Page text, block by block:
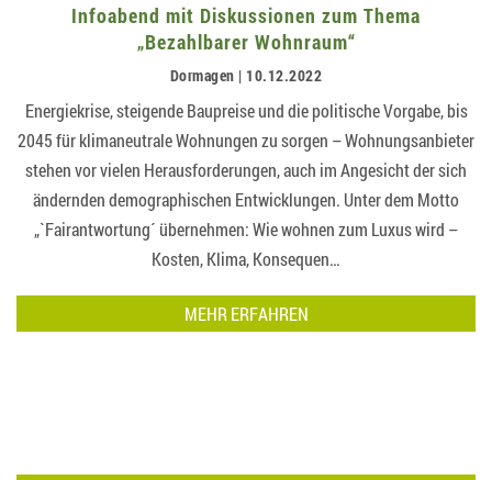
Infoabend mit Diskussionen zum Thema
„Bezahlbarer Wohnraum“
Dormagen | 10.12.2022
Energiekrise, steigende Baupreise und die politische Vorgabe, bis
2045 für klimaneutrale Wohnungen zu sorgen – Wohnungsanbieter
stehen vor vielen Herausforderungen, auch im Angesicht der sich
ändernden demographischen Entwicklungen. Unter dem Motto
„`Fairantwortung´ übernehmen: Wie wohnen zum Luxus wird –
Kosten, Klima, Konsequen…
MEHR ERFAHREN